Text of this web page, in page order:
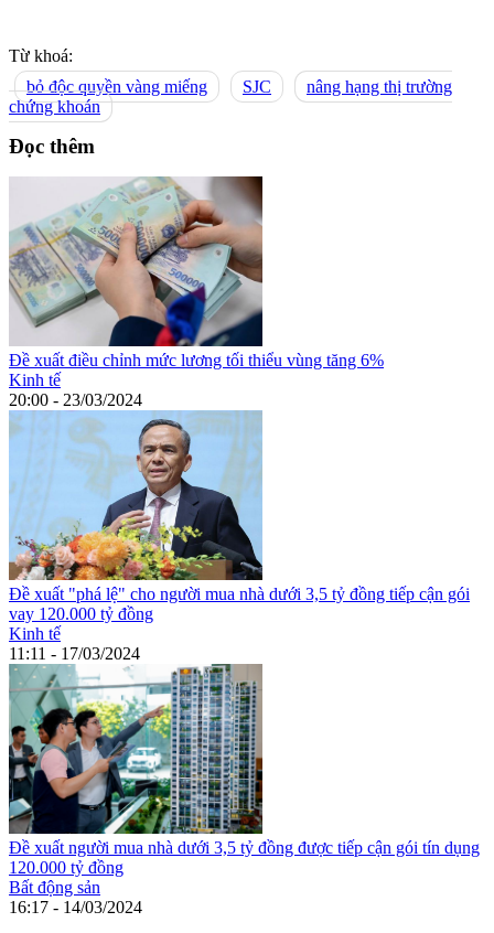
Từ khoá:
bỏ độc quyền vàng miếng
SJC
nâng hạng thị trường
chứng khoán
Đọc thêm
Đề xuất điều chỉnh mức lương tối thiểu vùng tăng 6%
Kinh tế
20:00 - 23/03/2024
Đề xuất "phá lệ" cho người mua nhà dưới 3,5 tỷ đồng tiếp cận gói
vay 120.000 tỷ đồng
Kinh tế
11:11 - 17/03/2024
Đề xuất người mua nhà dưới 3,5 tỷ đồng được tiếp cận gói tín dụng
120.000 tỷ đồng
Bất động sản
16:17 - 14/03/2024